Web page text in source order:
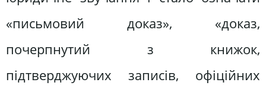
«письмовий доказ», «доказ,
почерпнутий з книжок,
підтверджуючих записів, офіційних